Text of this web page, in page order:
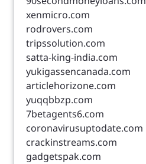
xenmicro.com
rodrovers.com
tripssolution.com
satta-king-india.com
yukigassencanada.com
articlehorizone.com
yuqqbbzp.com
7betagents6.com
coronavirusuptodate.com
crackinstreams.com
gadgetspak.com